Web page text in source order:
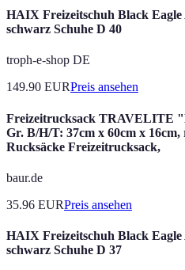
HAIX Freizeitschuh Black
schwarz Schuhe D 40
troph-e-shop DE
149.90 EURPreis ansehen
Freizeitrucksack TRAVELITE
Gr. B/H/T: 37cm x 60cm x 16cm,
Rucksäcke Freizeitrucksack,
baur.de
35.96 EURPreis ansehen
HAIX Freizeitschuh Black
schwarz Schuhe D 37